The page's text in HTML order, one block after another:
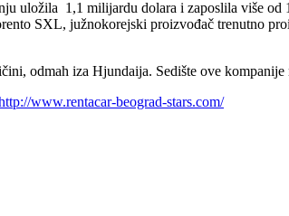
uložila 1,1 milijardu dolara i zaposlila više
SXL, južnokorejski proizvođač trenutno
odmah iza Hjundaija. Sedište ove kompanije
www.rentacar-beograd-stars.com/